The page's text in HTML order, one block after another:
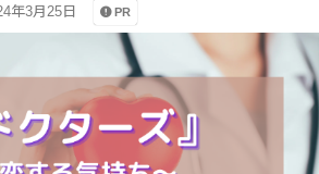
年3月25日 PR